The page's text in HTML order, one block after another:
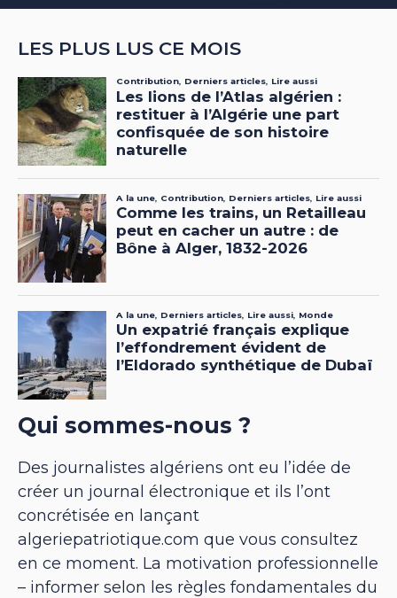
LES PLUS LUS CE MOIS
Qui sommes-nous ?
Des journalistes algériens ont eu l’idée de
créer un journal électronique et ils l’ont
concrétisée en lançant
algeriepatriotique.com que vous consultez
en ce moment. La motivation professionnelle
– informer selon les règles fondamentales du